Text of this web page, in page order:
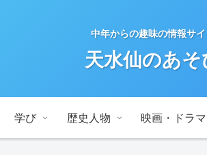
中年からの趣味の情報サイ
天水仙のあそ
学び 歴史人物 映画・ドラマ